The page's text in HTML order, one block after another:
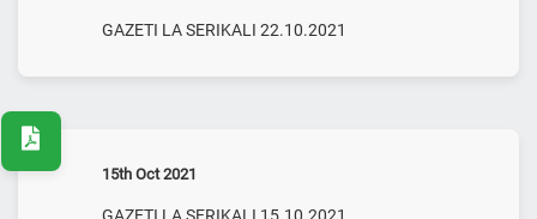
GAZETI LA SERIKALI 22.10.2021
15th Oct 2021